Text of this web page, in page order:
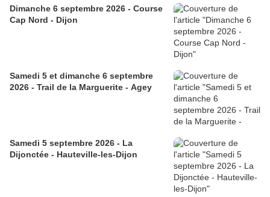
Dimanche 6 septembre 2026 - Course
Cap Nord - Dijon
Samedi 5 et dimanche 6 septembre
2026 - Trail de la Marguerite - Agey
Samedi 5 septembre 2026 - La
Dijonctée - Hauteville-les-Dijon